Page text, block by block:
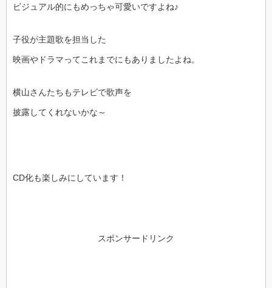
ビジュアル的にもめっちゃ可愛いですよね♪
子役が主題歌を担当した
映画やドラマってこれまでにもありましたよね。
横山さんたちもテレビで歌声を
披露してくれないかな～
CD化も楽しみにしています！
スポンサードリンク